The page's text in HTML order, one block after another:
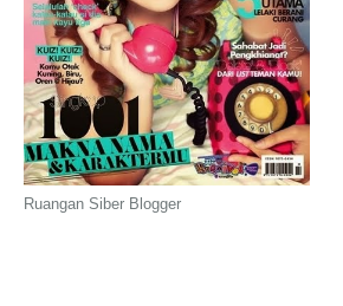
Ruangan Siber Blogger